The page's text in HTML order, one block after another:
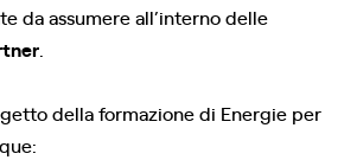
da assumere all’interno delle
della formazione di Energie per